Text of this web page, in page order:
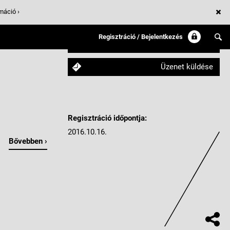
Regisztráció / Bejelentkezés
Követem
Üzenet küldése
Bővebben ›
Regisztráció időpontja:
2016.10.16.
›